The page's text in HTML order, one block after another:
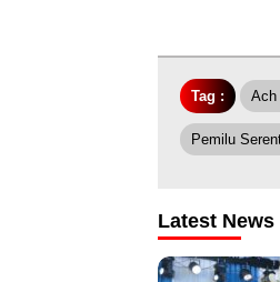
Tag : Ach
Pemilu
Latest News